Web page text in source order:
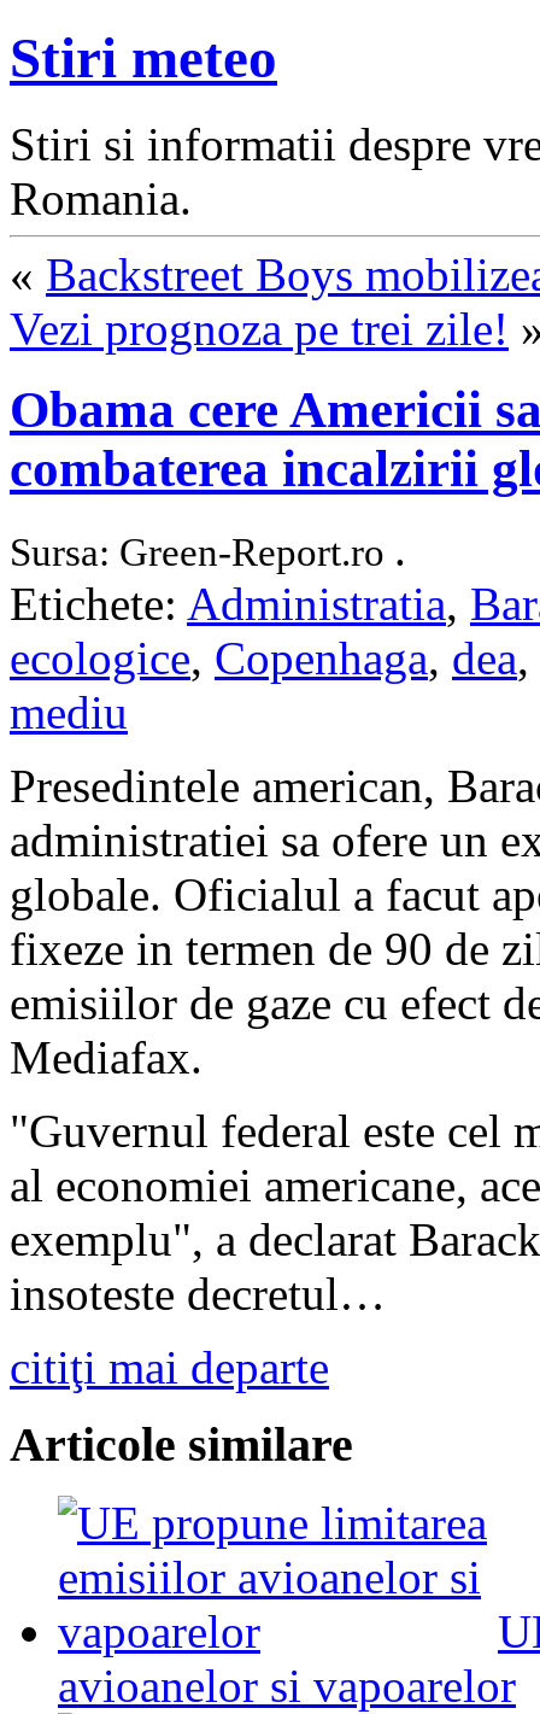
Stiri meteo
Stiri si informatii despre
Romania.
« Backstreet Boys
Vezi prognoza pe trei zile!
Obama cere Americii
combaterea incalzirii
Sursa: Green-Report.ro .
Etichete: Administratia,
ecologice, Copenhaga, dea,
mediu
Presedintele american,
administratiei sa ofere un
globale. Oficialul a facut
fixeze in termen de 90 de
emisiilor de gaze cu efect
Mediafax.
"Guvernul federal este cel
al economiei americane,
exemplu", a declarat
insoteste decretul…
citiţi mai departe
Articole similare
avioanelor si vapoarelor